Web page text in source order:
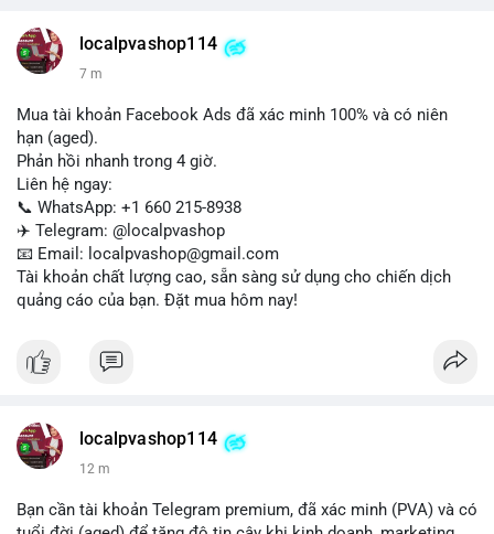
✈️ Telegram: @localpvashop
📧 Email: localpvashop@gmail.com
localpvashop114
7 m
Mua tài khoản Facebook Ads đã xác minh 100% và có niên
hạn (aged).
Phản hồi nhanh trong 4 giờ.
Liên hệ ngay:
📞 WhatsApp: +1 660 215-8938
✈️ Telegram: @localpvashop
📧 Email: localpvashop@gmail.com
Tài khoản chất lượng cao, sẵn sàng sử dụng cho chiến dịch
quảng cáo của bạn. Đặt mua hôm nay!
localpvashop114
12 m
Bạn cần tài khoản Telegram premium, đã xác minh (PVA) và có